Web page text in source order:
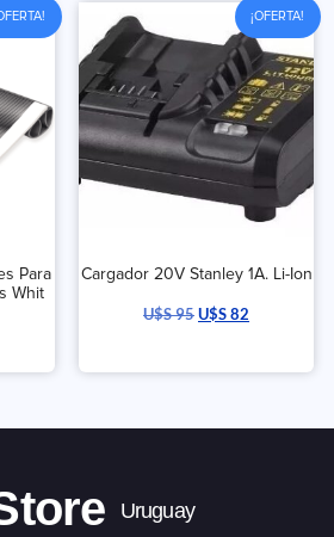
Para
Whit
¡OFERTA!
Cargador 20V Stanley 1A. Li-Ion
U$S95U$S82
Uruguay